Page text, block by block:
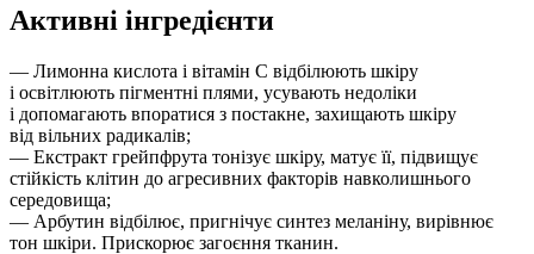
Активні інгредієнти
— Лимонна кислота і вітамін С відбілюють шкіру
і освітлюють пігментні плями, усувають недоліки
і допомагають впоратися з постакне, захищають шкіру
від вільних радикалів;
— Екстракт грейпфрута тонізує шкіру, матує її, підвищує
стійкість клітин до агресивних факторів навколишнього
середовища;
— Арбутин відбілює, пригнічує синтез меланіну, вирівнює
тон шкіри. Прискорює загоєння тканин.